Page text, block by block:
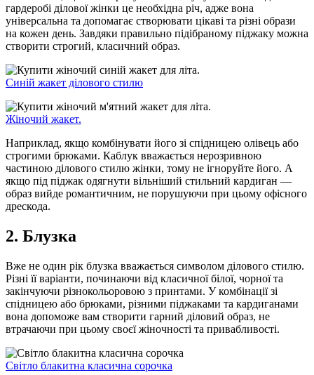
гардеробі ділової жінки це необхідна річ, адже вона
універсальна та допомагає створювати цікаві та різні образи
на кожен день. Завдяки правильно підібраному піджаку можна
створити строгий, класичний образ.
Синій жакет ділового стилю
Жіночий жакет.
Наприклад, якщо комбінувати його зі спідницею олівець або
строгими брюками. Каблук вважається нерозривною
частиною ділового стилю жінки, тому не ігноруйте його. А
якщо під піджак одягнути вільніший стильний кардиган —
образ вийде романтичним, не порушуючи при цьому офісного
дрескода.
2. Блузка
Вже не один рік блузка вважається символом ділового стилю.
Різні її варіанти, починаючи від класичної білої, чорної та
закінчуючи різнокольоровою з принтами. У комбінації зі
спідницею або брюками, різними піджаками та кардиганами
вона допоможе вам створити гарний діловий образ, не
втрачаючи при цьому своєї жіночності та привабливості.
Світло блакитна класична сорочка